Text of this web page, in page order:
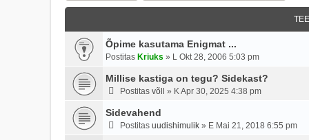
Õpime kasutama Enigmat ...
Postitas Kriuks » L Okt 28, 2006 5:03 pm
Millise kastiga on tegu? Sidekast?
Postitas võll » K Apr 30, 2025 4:38 pm
Sidevahend
Postitas uudishimulik » E Mai 21, 2018 6:55 pm